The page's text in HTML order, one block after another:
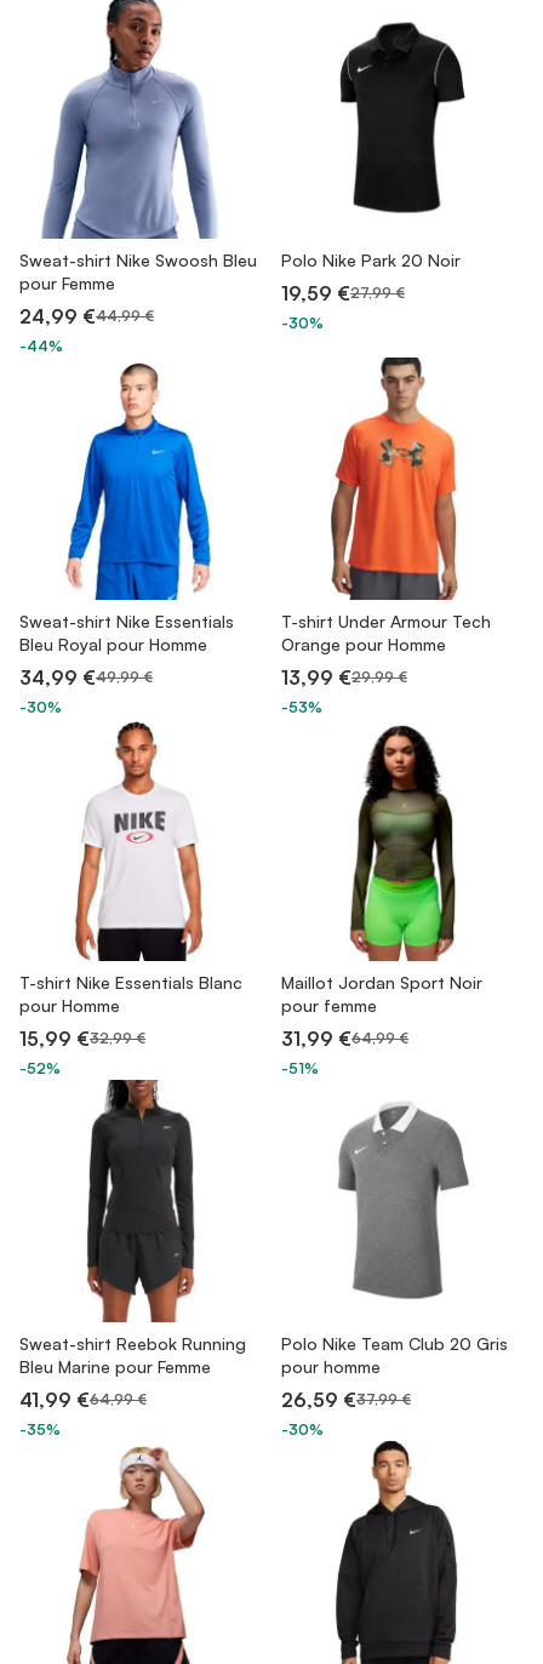
Sweat-shirt Nike Swoosh Bleu
pour Femme
24,99 €44,99 €
-44%
Polo Nike Park 20 Noir
19,59 €27,99 €
-30%
Sweat-shirt Nike Essentials
Bleu Royal pour Homme
34,99 €49,99 €
-30%
T-shirt Under Armour Tech
Orange pour Homme
13,99 €29,99 €
-53%
T-shirt Nike Essentials Blanc
pour Homme
15,99 €32,99 €
-52%
Maillot Jordan Sport Noir
pour femme
31,99 €64,99 €
-51%
Sweat-shirt Reebok Running
Bleu Marine pour Femme
41,99 €64,99 €
-35%
Polo Nike Team Club 20 Gris
pour homme
26,59 €37,99 €
-30%